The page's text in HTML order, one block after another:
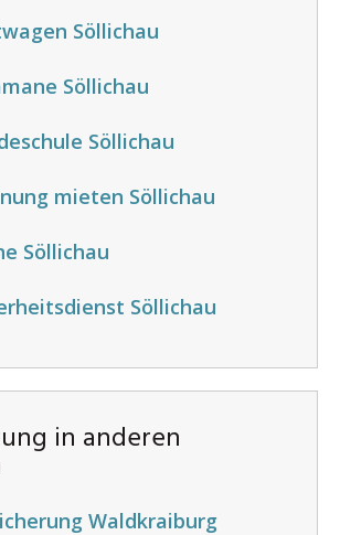
Söllichau
Söllichau
Söllichau
mieten Söllichau
Söllichau
Söllichau
in anderen
Waldkraiburg